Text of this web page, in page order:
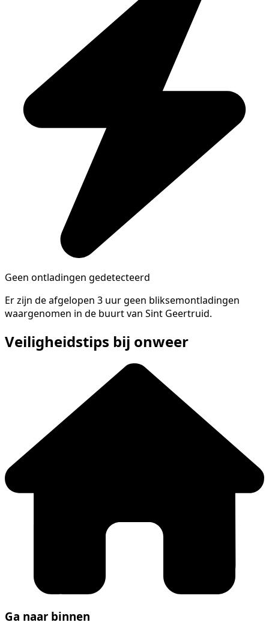
Geen ontladingen gedetecteerd
Er zijn de afgelopen 3 uur geen bliksemontladingen
waargenomen in de buurt van Sint Geertruid.
Veiligheidstips bij onweer
Ga naar binnen